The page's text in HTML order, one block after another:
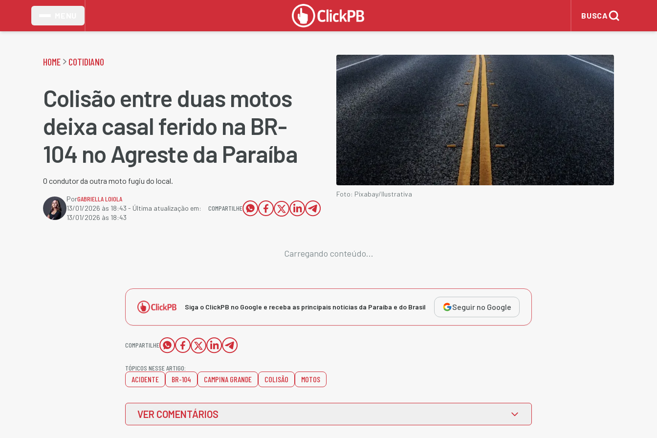
BUSCA
HOME COTIDIANO
Colisão entre duas motos
deixa casal ferido na BR-
104 no Agreste da Paraíba
O condutor da outra moto fugiu do local.
PorGABRIELLA LOIOLA
13/01/2026 às 18:43 - Última atualização em:
13/01/2026 às 18:43
COMPARTILHE
Foto: Pixabay/Ilustrativa
Carregando conteúdo...
Siga o ClickPB no Google e receba as principais notícias da Paraíba e do Brasil Seguir no Google
COMPARTILHE
TÓPICOS NESSE ARTIGO:
ACIDENTE BR-104 CAMPINA GRANDE COLISÃO MOTOS
VER COMENTÁRIOS